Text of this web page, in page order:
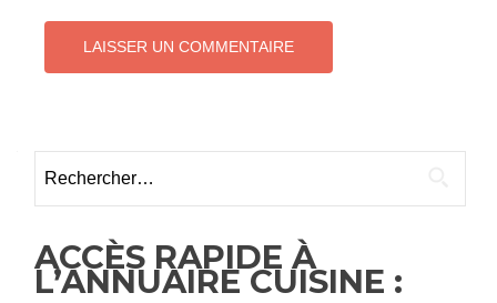
ACCÈS RAPIDE À
L’ANNUAIRE CUISINE :